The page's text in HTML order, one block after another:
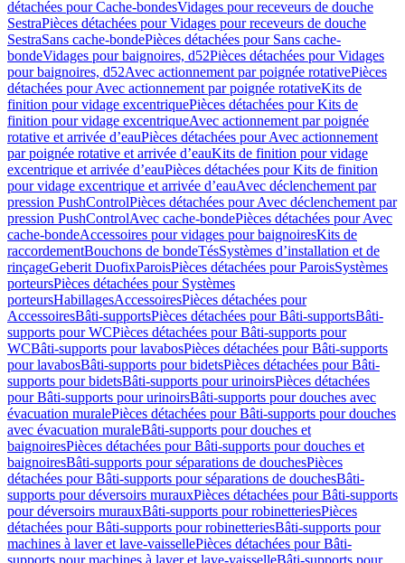
détachées pour Cache-bondesVidages pour receveurs de douche
SestraPièces détachées pour Vidages pour receveurs de douche
SestraSans cache-bondePièces détachées pour Sans cache-
bondeVidages pour baignoires, d52Pièces détachées pour Vidages
pour baignoires, d52Avec actionnement par poignée rotativePièces
détachées pour Avec actionnement par poignée rotativeKits de
finition pour vidage excentriquePièces détachées pour Kits de
finition pour vidage excentriqueAvec actionnement par poignée
rotative et arrivée d’eauPièces détachées pour Avec actionnement
par poignée rotative et arrivée d’eauKits de finition pour vidage
excentrique et arrivée d’eauPièces détachées pour Kits de finition
pour vidage excentrique et arrivée d’eauAvec déclenchement par
pression PushControlPièces détachées pour Avec déclenchement par
pression PushControlAvec cache-bondePièces détachées pour Avec
cache-bondeAccessoires pour vidages pour baignoiresKits de
raccordementBouchons de bondeTésSystèmes d’installation et de
rinçageGeberit DuofixParoisPièces détachées pour ParoisSystèmes
porteursPièces détachées pour Systèmes
porteursHabillagesAccessoiresPièces détachées pour
AccessoiresBâti-supportsPièces détachées pour Bâti-supportsBâti-
supports pour WCPièces détachées pour Bâti-supports pour
WCBâti-supports pour lavabosPièces détachées pour Bâti-supports
pour lavabosBâti-supports pour bidetsPièces détachées pour Bâti-
supports pour bidetsBâti-supports pour urinoirsPièces détachées
pour Bâti-supports pour urinoirsBâti-supports pour douches avec
évacuation muralePièces détachées pour Bâti-supports pour douches
avec évacuation muraleBâti-supports pour douches et
baignoiresPièces détachées pour Bâti-supports pour douches et
baignoiresBâti-supports pour séparations de douchesPièces
détachées pour Bâti-supports pour séparations de douchesBâti-
supports pour déversoirs murauxPièces détachées pour Bâti-supports
pour déversoirs murauxBâti-supports pour robinetteriesPièces
détachées pour Bâti-supports pour robinetteriesBâti-supports pour
machines à laver et lave-vaissellePièces détachées pour Bâti-
supports pour machines à laver et lave-vaisselleBâti-supports pour